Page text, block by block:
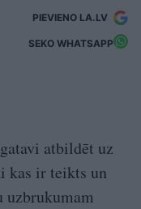
PIEVIENO LA.LV
SEKO WHATSAPP
atbildēt uz
kas ir teikts un
uzbrukumam